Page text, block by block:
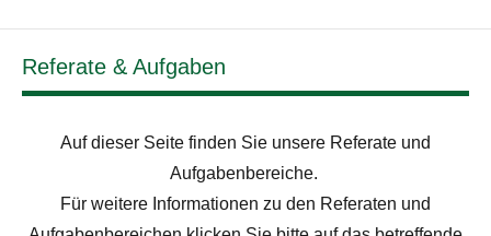
Referate & Aufgaben
Auf dieser Seite finden Sie unsere Referate und
Aufgabenbereiche.
Für weitere Informationen zu den Referaten und